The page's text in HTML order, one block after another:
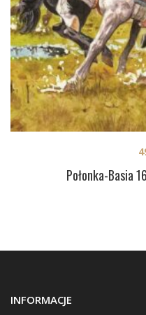
Połonka-Basia
INFORMACJE